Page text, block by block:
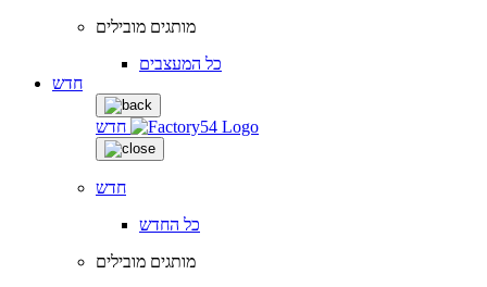
מותגים מובילים
כל המעצבים
חדש
חדש
חדש
כל החדש
מותגים מובילים